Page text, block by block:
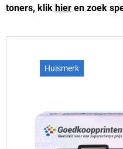
toners, klik hier en zoek
Huismerk